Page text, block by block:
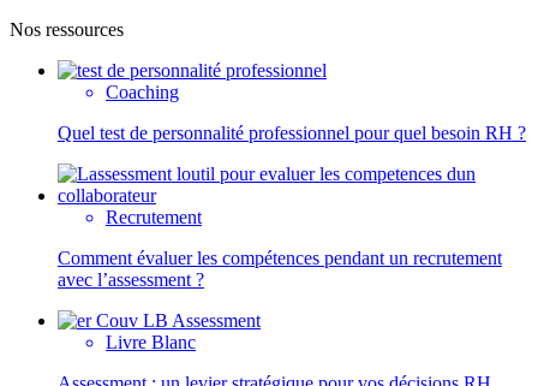
Nos ressources
Coaching
Quel test de personnalité professionnel pour quel besoin RH ?
Recrutement
Comment évaluer les compétences pendant un recrutement
avec l’assessment ?
Livre Blanc